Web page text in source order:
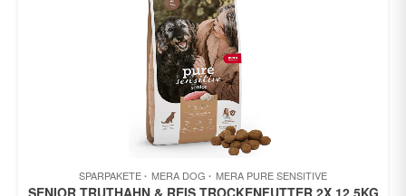
SPARPAKETE MERA DOG MERA PURE SENSITIVE
SENIOR TRUTHAHN & REIS TROCKENFUTTER 2X 12,5KG